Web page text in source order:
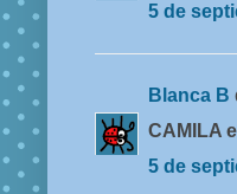
5 de
Blanca B
CAMILA
5 de